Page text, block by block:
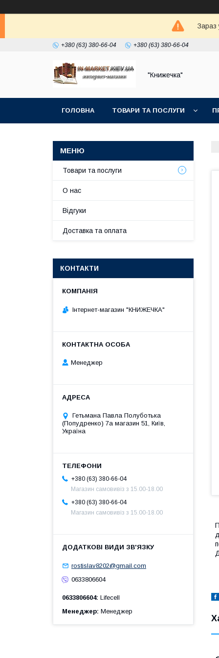
Зараз
+380 (63) 380-66-04 +380 (63) 380-66-04
"Книжечка"
ГОЛОВНА ТОВАРИ ТА ПОСЛУГИ
Товари та послуги
О нас
Відгуки
Доставка та оплата
КОНТАКТИ
Інтернет-магазин "КНИЖЕЧКА"
Менеджер
Гетьмана Павла Полуботька
(Попудренко) 7а магазин 51, Київ,
Україна
+380 (63) 380-66-04
Магазин самовивіз з 15.00-18.00
+380 (63) 380-66-04
Магазин самовивіз з 15.00-18.00
rostislav8202@gmail.com
0633806604
0633806604 Lifecell
Менеджер Менеджер